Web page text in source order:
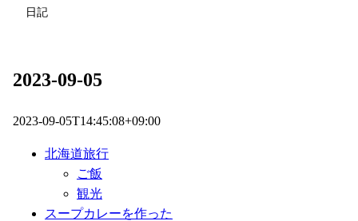
日記
2023-09-05
2023-09-05T14:45:08+09:00
北海道旅行
ご飯
観光
スープカレーを作った